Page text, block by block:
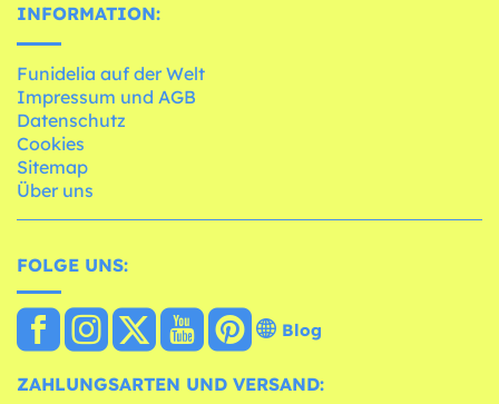
INFORMATION:
Funidelia auf der Welt
Impressum und AGB
Datenschutz
Cookies
Sitemap
Über uns
FOLGE UNS:
Blog
ZAHLUNGSARTEN UND VERSAND: